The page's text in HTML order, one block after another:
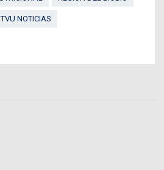
TVU NOTICIAS